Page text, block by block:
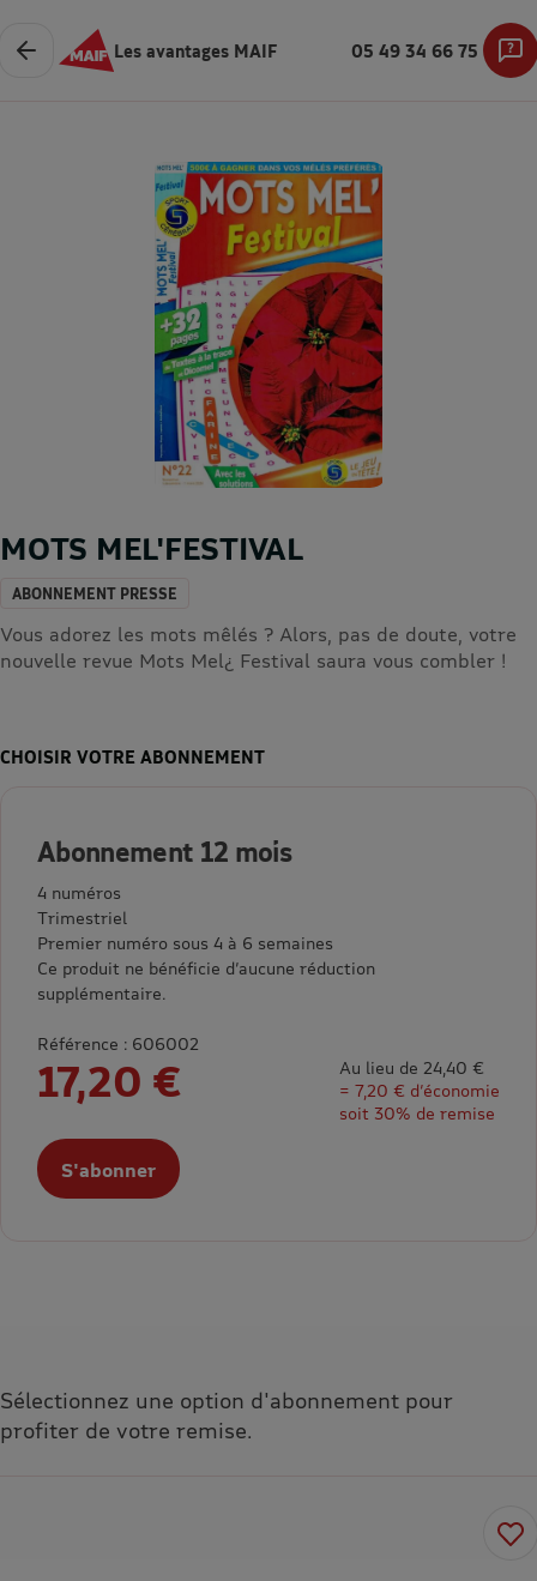
Les avantages MAIF 05 49 34 66 75
MOTS MEL'FESTIVAL
ABONNEMENT PRESSE
Vous adorez les mots mêlés ? Alors, pas de doute, votre
nouvelle revue Mots Mel¿ Festival saura vous combler !
CHOISIR VOTRE ABONNEMENT
Abonnement 12 mois
4 numéros
Trimestriel
Premier numéro sous 4 à 6 semaines
Ce produit ne bénéficie d’aucune réduction
supplémentaire.
Référence : 606002
17,20 €
Au lieu de 24,40 €
= 7,20 € d’économie
soit 30% de remise
S'abonner
Sélectionnez une option d'abonnement pour
profiter de votre remise.